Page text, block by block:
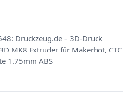
Druckzeug.de – 3D-Druck
MK8 Extruder für Makerbot, CTC
1.75mm ABS